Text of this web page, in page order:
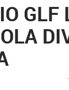
GLF